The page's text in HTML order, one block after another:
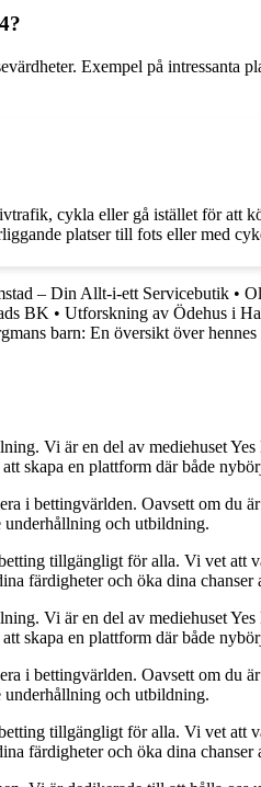
Exempel på intressanta
cykla eller gå istället för att
platser till fots eller med
– Din Allt-i-ett Servicebutik •
BK • Utforskning av Ödehus i
barn: En översikt över
Vi är en del av mediehuset
skapa en plattform där både
i bettingvärlden. Oavsett om du
underhållning och utbildning.
tillgängligt för alla. Vi vet att
färdigheter och öka dina chanser
Vi är en del av mediehuset
skapa en plattform där både
i bettingvärlden. Oavsett om du
underhållning och utbildning.
tillgängligt för alla. Vi vet att
färdigheter och öka dina chanser